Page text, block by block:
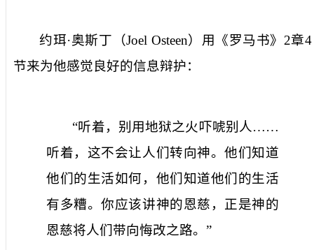
约珥·奥斯丁（Joel Osteen）用《罗马书》 2章4
节来为他感觉良好的信息辩护：
“听着，别用地狱之火吓唬别人……
听着，这不会让人们转向神。他们知道
他们的生活如何，他们知道他们的生活
有多糟。你应该讲神的恩慈，正是神的
恩慈将人们带向悔改之路。”